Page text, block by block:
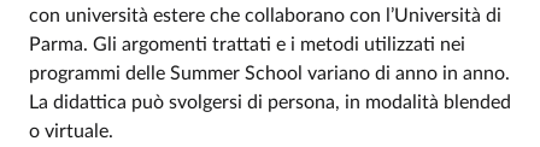
con università estere che collaborano con l’Università di
Parma. Gli argomenti trattati e i metodi utilizzati nei
programmi delle Summer School variano di anno in anno.
La didattica può svolgersi di persona, in modalità blended
o virtuale.